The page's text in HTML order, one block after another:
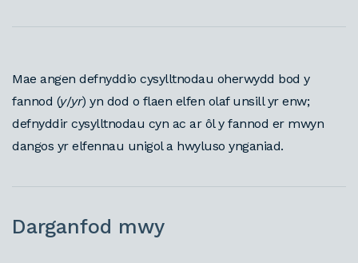
Mae angen defnyddio cysylltnodau oherwydd bod y
fannod (y/yr) yn dod o flaen elfen olaf unsill yr enw;
defnyddir cysylltnodau cyn ac ar ôl y fannod er mwyn
dangos yr elfennau unigol a hwyluso ynganiad.
Darganfod mwy